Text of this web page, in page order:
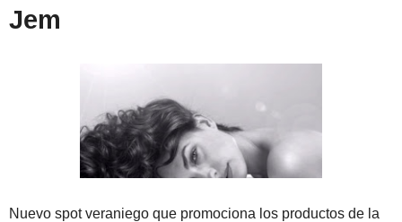
Jem
Nuevo spot veraniego que promociona los productos de la